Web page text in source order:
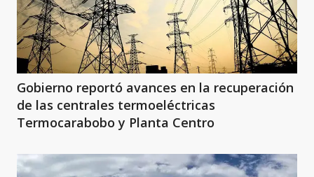
Gobierno reportó avances en la recuperación
de las centrales termoeléctricas
Termocarabobo y Planta Centro